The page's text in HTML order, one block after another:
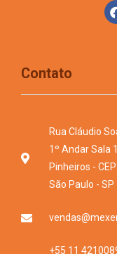
Contato
Rua Cláudio
1º Andar Sala
Pinheiros -
São Paulo - SP
+55 11